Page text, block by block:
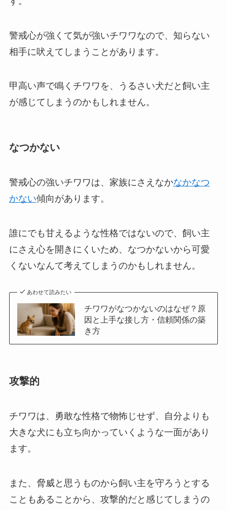
警戒心が強くて気が強いチワワなので、知らない
相手に吠えてしまうことがあります。
甲高い声で鳴くチワワを、うるさい犬だと飼い主
が感じてしまうのかもしれません。
なつかない
警戒心の強いチワワは、家族にさえなかなかなつ
かない傾向があります。
誰にでも甘えるような性格ではないので、飼い主
にさえ心を開きにくいため、なつかないから可愛
くないなんて考えてしまうのかもしれません。
あわせて読みたい
チワワがなつかないのはなぜ？原
因と上手な接し方・信頼関係の築
き方
攻撃的
チワワは、勇敢な性格で物怖じせず、自分よりも
大きな犬にも立ち向かっていくような一面があり
ます。
また、脅威と思うものから飼い主を守ろうとする
こともあることから、攻撃的だと感じてしまうの